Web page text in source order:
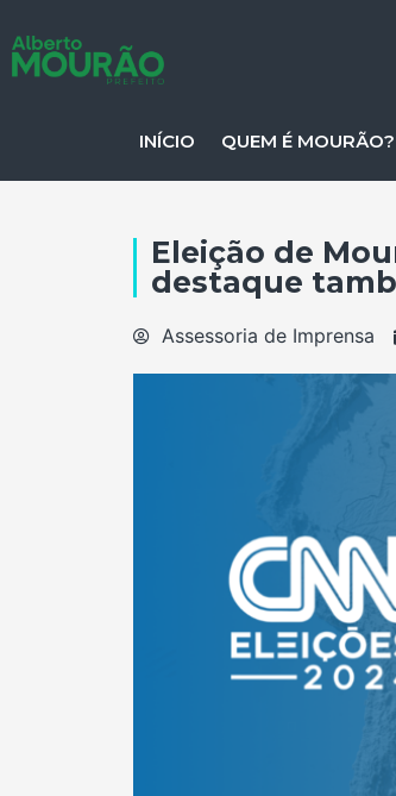
INÍCIO QUEM É MOURÃO?
Eleição de
destaque
Assessoria de Imprensa